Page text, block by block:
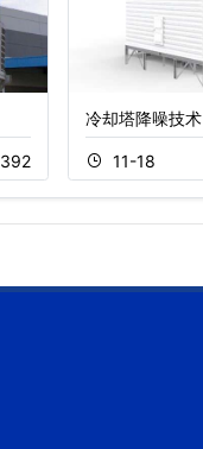
392
冷却塔降噪技术
11-18